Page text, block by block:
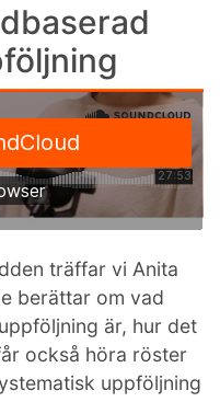
träffar vi Anita
berättar om vad
är, hur det
också höra röster
uppföljning